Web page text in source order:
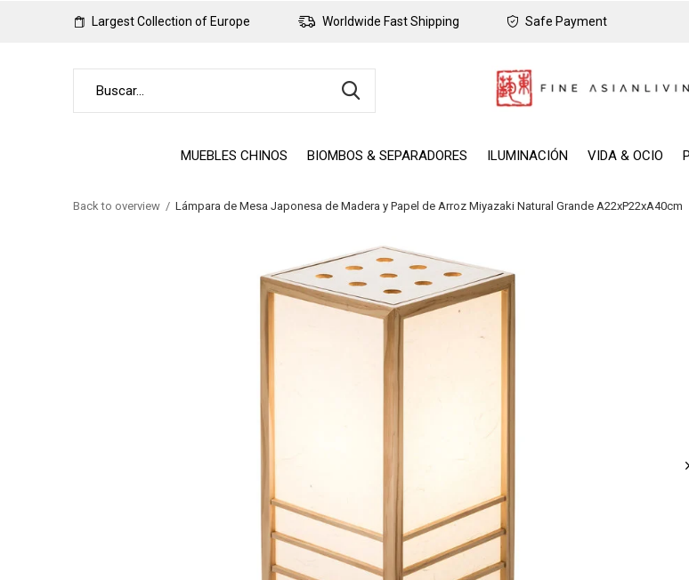
MUEBLES CHINOS BIOMBOS & SEPARADORES ILUMINACIÓN VIDA & OCIO
Largest Collection of Europe Worldwide Fast Shipping Safe Payment
Back to overview Lámpara de Mesa Japonesa de Madera y Papel de Arroz Miyazaki Natural Grande A22xP22xA40cm